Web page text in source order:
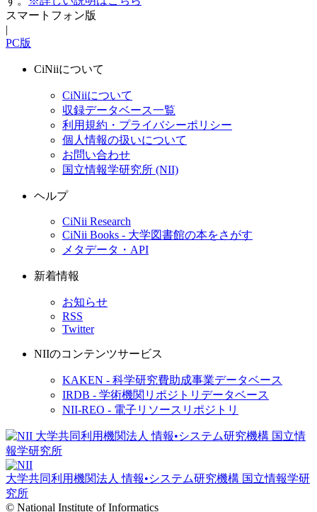
スマートフォン版
|
PC版
CiNiiについて
CiNiiについて
収録データベース一覧
利用規約・プライバシーポリシー
個人情報の扱いについて
お問い合わせ
国立情報学研究所 (NII)
ヘルプ
CiNii Research
CiNii Books - 大学図書館の本をさがす
メタデータ・API
新着情報
お知らせ
RSS
Twitter
NIIのコンテンツサービス
KAKEN - 科学研究費助成事業データベース
IRDB - 学術機関リポジトリデータベース
NII-REO - 電子リソースリポジトリ
大学共同利用機関法人 情報•システム研究機構 国立情報学研
究所
© National Institute of Informatics